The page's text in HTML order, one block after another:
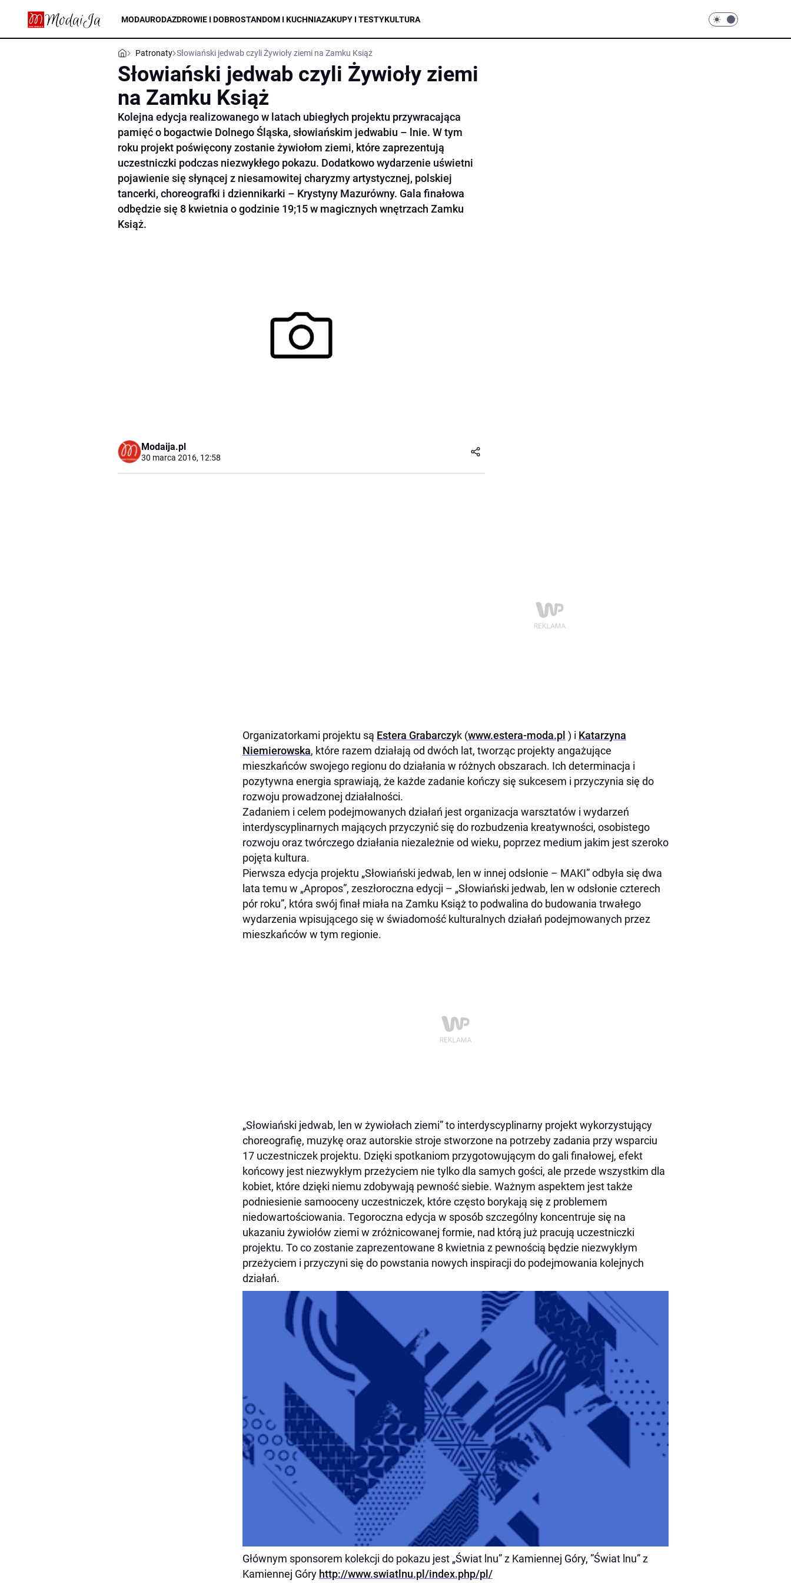
MODAURODAZDROWIE I DOBROSTANDOM I KUCHNIAZAKUPY I TESTYKULTURA
Patronaty Słowiański jedwab czyli Żywioły ziemi na Zamku Książ
Słowiański jedwab czyli Żywioły ziemi
na Zamku Książ
Kolejna edycja realizowanego w latach ubiegłych projektu przywracająca
pamięć o bogactwie Dolnego Śląska, słowiańskim jedwabiu – lnie. W tym
roku projekt poświęcony zostanie żywiołom ziemi, które zaprezentują
uczestniczki podczas niezwykłego pokazu. Dodatkowo wydarzenie uświetni
pojawienie się słynącej z niesamowitej charyzmy artystycznej, polskiej
tancerki, choreografki i dziennikarki – Krystyny Mazurówny. Gala finałowa
odbędzie się 8 kwietnia o godzinie 19;15 w magicznych wnętrzach Zamku
Książ.
Modaija.pl
30 marca 2016, 12:58
Organizatorkami projektu są Estera Grabarczyk (www.estera-moda.pl ) i Katarzyna
Niemierowska, które razem działają od dwóch lat, tworząc projekty angażujące
mieszkańców swojego regionu do działania w różnych obszarach. Ich determinacja i
pozytywna energia sprawiają, że każde zadanie kończy się sukcesem i przyczynia się do
rozwoju prowadzonej działalności.
Zadaniem i celem podejmowanych działań jest organizacja warsztatów i wydarzeń
interdyscyplinarnych mających przyczynić się do rozbudzenia kreatywności, osobistego
rozwoju oraz twórczego działania niezależnie od wieku, poprzez medium jakim jest szeroko
pojęta kultura.
Pierwsza edycja projektu „Słowiański jedwab, len w innej odsłonie – MAKI” odbyła się dwa
lata temu w „Apropos”, zeszłoroczna edycji – „Słowiański jedwab, len w odsłonie czterech
pór roku”, która swój finał miała na Zamku Książ to podwalina do budowania trwałego
wydarzenia wpisującego się w świadomość kulturalnych działań podejmowanych przez
mieszkańców w tym regionie.
„Słowiański jedwab, len w żywiołach ziemi” to interdyscyplinarny projekt wykorzystujący
choreografię, muzykę oraz autorskie stroje stworzone na potrzeby zadania przy wsparciu
17 uczestniczek projektu. Dzięki spotkaniom przygotowującym do gali finałowej, efekt
końcowy jest niezwykłym przeżyciem nie tylko dla samych gości, ale przede wszystkim dla
kobiet, które dzięki niemu zdobywają pewność siebie. Ważnym aspektem jest także
podniesienie samooceny uczestniczek, które często borykają się z problemem
niedowartościowania. Tegoroczna edycja w sposób szczególny koncentruje się na
ukazaniu żywiołów ziemi w zróżnicowanej formie, nad którą już pracują uczestniczki
projektu. To co zostanie zaprezentowane 8 kwietnia z pewnością będzie niezwykłym
przeżyciem i przyczyni się do powstania nowych inspiracji do podejmowania kolejnych
działań.
Głównym sponsorem kolekcji do pokazu jest „Świat lnu” z Kamiennej Góry, ”Świat lnu” z
Kamiennej Góry http://www.swiatlnu.pl/index.php/pl/